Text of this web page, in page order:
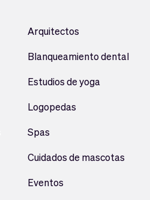
Arquitectos
Blanqueamiento dental
Estudios de yoga
Logopedas
Spas
Cuidados de mascotas
Eventos